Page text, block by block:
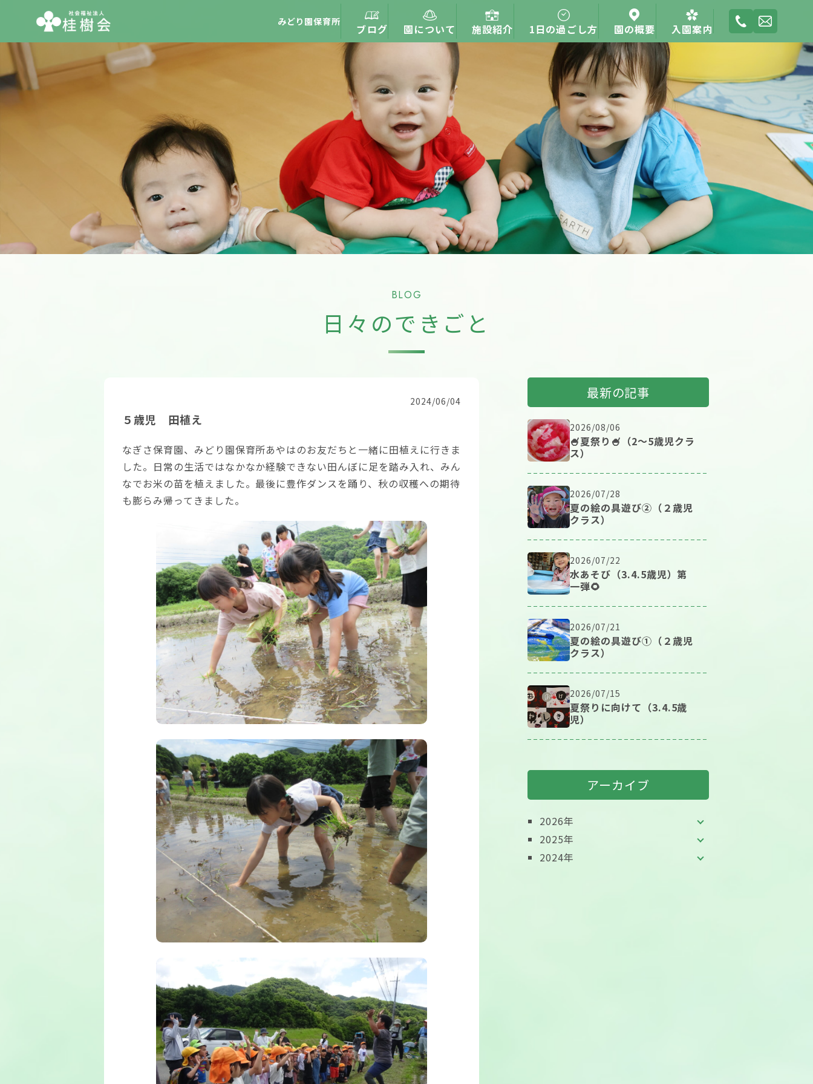
みどり園保育所
ブログ 園について 施設紹介 1日の過ごし方 園の概要 入園案内
BLOG
日々のできごと
2024/06/04
５歳児 田植え
なぎさ保育園、みどり園保育所あやはのお友だちと一緒に田植えに行きま
した。日常の生活ではなかなか経験できない田んぼに足を踏み入れ、みん
なでお米の苗を植えました。最後に豊作ダンスを踊り、秋の収穫への期待
も膨らみ帰ってきました。
最新の記事
2026/08/06
🍧夏祭り🍧（2～5歳児クラ
ス）
2026/07/28
夏の絵の具遊び②（２歳児
クラス）
2026/07/22
水あそび（3.4.5歳児）第
一弾🌻
2026/07/21
夏の絵の具遊び①（２歳児
クラス）
2026/07/15
夏祭りに向けて（3.4.5歳
児）
アーカイブ
2026年
2025年
2024年